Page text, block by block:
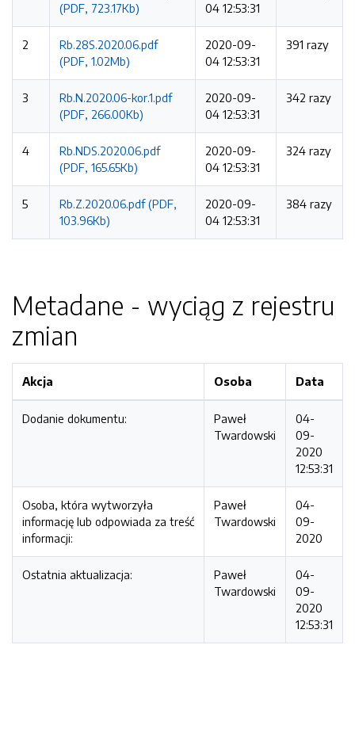
(PDF, 723.17Kb)
04 12:53:31
2
Rb.28S.2020.06.pdf
(PDF, 1.02Mb)
2020-09-
04 12:53:31
391 razy
3
Rb.N.2020.06-kor.1.pdf
(PDF, 266.00Kb)
2020-09-
04 12:53:31
342 razy
4
Rb.NDS.2020.06.pdf
(PDF, 165.65Kb)
2020-09-
04 12:53:31
324 razy
5
Rb.Z.2020.06.pdf (PDF,
103.96Kb)
2020-09-
04 12:53:31
384 razy
Metadane - wyciąg z rejestru
zmian
Akcja Osoba Data
Dodanie dokumentu:
Paweł
Twardowski
04-
09-
2020
12:53:31
Osoba, która wytworzyła
informację lub odpowiada za treść
informacji:
Paweł
Twardowski
04-
09-
2020
Ostatnia aktualizacja:
Paweł
Twardowski
04-
09-
2020
12:53:31